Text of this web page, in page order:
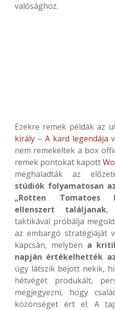
valósághoz.
Ezekre remek példák az
király – A kard legendája
nem remekeltek a box
remek pontokat kapott
meghaladták az
stúdiók folyamatosan
„Rotten Tomatoes
ellenszert találjanak,
taktikával próbálja
az embargó stratégiáját
kapcsán, melyben a
napján értékelhették
úgy látszik bejött nekik,
hétvégét produkált,
megjegyezni, hogy
közönséget ért el. A